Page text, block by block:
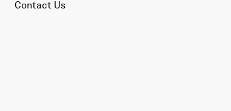
Contact Us